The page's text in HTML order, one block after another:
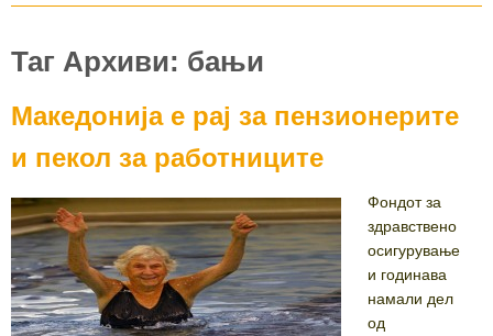
Таг Архиви: бањи
Македонија е рај за пензионерите
и пекол за работниците
Фондот за
здравствено
осигурување
и годинава
намали дел
од